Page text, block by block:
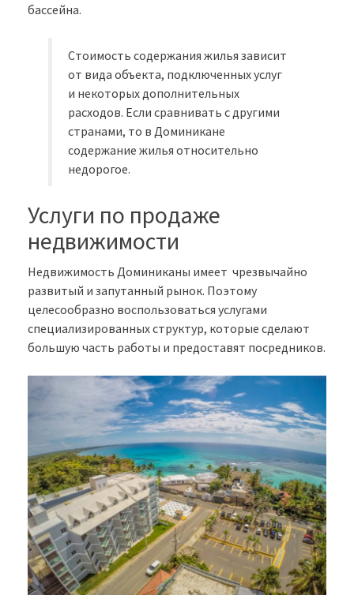
бассейна.
Стоимость содержания жилья зависит
от вида объекта, подключенных услуг
и некоторых дополнительных
расходов. Если сравнивать с другими
странами, то в Доминикане
содержание жилья относительно
недорогое.
Услуги по продаже
недвижимости
Недвижимость Доминиканы имеет чрезвычайно
развитый и запутанный рынок. Поэтому
целесообразно воспользоваться услугами
специализированных структур, которые сделают
большую часть работы и предоставят посредников.